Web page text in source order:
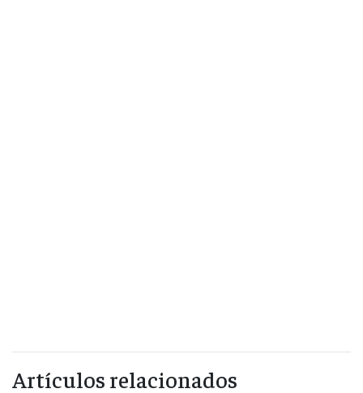
Artículos relacionados